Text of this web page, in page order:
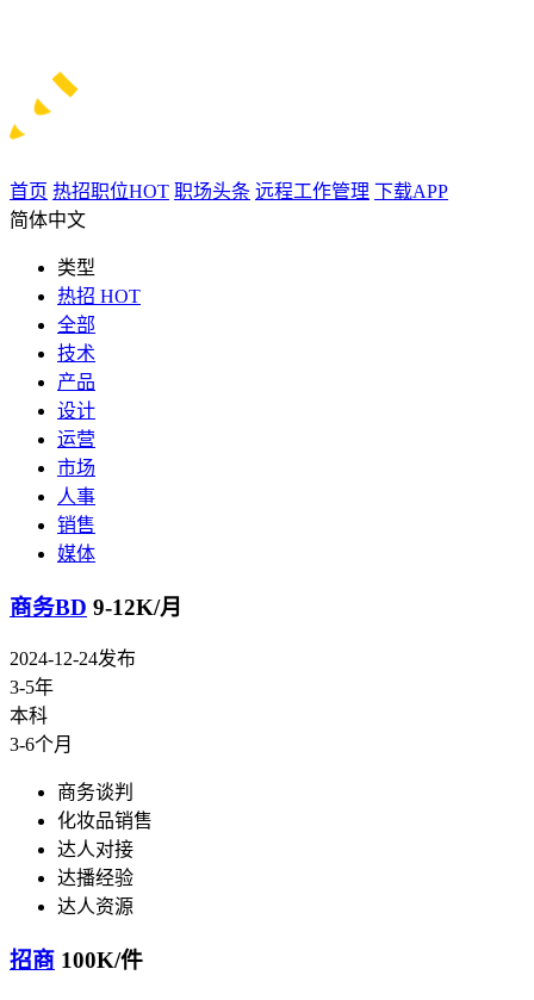
首页 热招职位HOT 职场头条 远程工作管理 下载APP
简体中文
类型
热招 HOT
全部
技术
产品
设计
运营
市场
人事
销售
媒体
商务BD 9-12K/月
2024-12-24发布
3-5年
本科
3-6个月
商务谈判
化妆品销售
达人对接
达播经验
达人资源
招商 100K/件